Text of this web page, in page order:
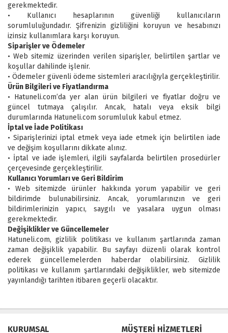
gerekmektedir.
• Kullanıcı hesaplarının güvenliği kullanıcıların
sorumluluğundadır. Şifrenizin gizliliğini koruyun ve hesabınızı
izinsiz kullanımlara karşı koruyun.
Siparişler ve Ödemeler
• Web sitemiz üzerinden verilen siparişler, belirtilen şartlar ve
koşullar dahilinde işlenir.
• Ödemeler güvenli ödeme sistemleri aracılığıyla gerçekleştirilir.
Ürün Bilgileri ve Fiyatlandırma
• Hatuneli.com’da yer alan ürün bilgileri ve fiyatlar doğru ve
güncel tutmaya çalışılır. Ancak, hatalı veya eksik bilgi
durumlarında Hatuneli.com sorumluluk kabul etmez.
İptal ve İade Politikası
• Siparişlerinizi iptal etmek veya iade etmek için belirtilen iade
ve değişim koşullarını dikkate alınız.
• İptal ve iade işlemleri, ilgili sayfalarda belirtilen prosedürler
çerçevesinde gerçekleştirilir.
Kullanıcı Yorumları ve Geri Bildirim
• Web sitemizde ürünler hakkında yorum yapabilir ve geri
bildirimde bulunabilirsiniz. Ancak, yorumlarınızın ve geri
bildirimlerinizin yapıcı, saygılı ve yasalara uygun olması
gerekmektedir.
Değişiklikler ve Güncellemeler
Hatuneli.com, gizlilik politikası ve kullanım şartlarında zaman
zaman değişiklik yapabilir. Bu sayfayı düzenli olarak kontrol
ederek güncellemelerden haberdar olabilirsiniz. Gizlilik
politikası ve kullanım şartlarındaki değişiklikler, web sitemizde
yayınlandığı tarihten itibaren geçerli olacaktır.
KURUMSAL MÜŞTERİ HİZMETLERİ